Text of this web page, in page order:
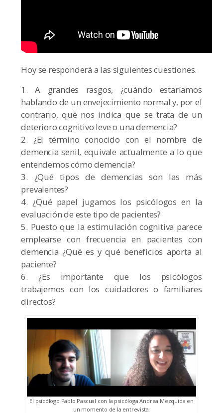
Hoy se responderá a las siguientes cuestiones.
1. A grandes rasgos, ¿cuándo estaríamos
hablando de un envejecimiento normal y, por el
contrario, qué nos indica que se trata de un
deterioro cognitivo leve o una demencia?
2. ¿El término conocido con el nombre de
demencia senil, equivale actualmente a lo que
entendemos cómo demencia?
3. ¿Qué tipos de demencias son las más
prevalentes?
4. ¿Qué papel jugamos los psicólogos en la
evaluación de este tipo de pacientes?
5. Puesto que la estimulación cognitiva parece
emplearse con frecuencia en pacientes con
demencia ¿Qué es y qué beneficios aporta al
paciente?
6. ¿Es importante que los psicólogos
trabajemos con los cuidadores o familiares
directos?
El psicólogo Pablo Pascual con la psicóloga Andrea Mezquida en
un momento de la entrevista.